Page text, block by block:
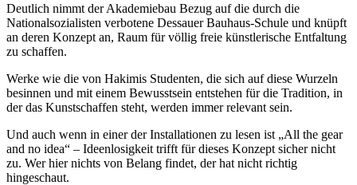
Deutlich nimmt der Akademiebau Bezug auf die durch die
Nationalsozialisten verbotene Dessauer Bauhaus-Schule und knüpft
an deren Konzept an, Raum für völlig freie künstlerische Entfaltung
zu schaffen.
Werke wie die von Hakimis Studenten, die sich auf diese Wurzeln
besinnen und mit einem Bewusstsein entstehen für die Tradition, in
der das Kunstschaffen steht, werden immer relevant sein.
Und auch wenn in einer der Installationen zu lesen ist „All the gear
and no idea“ – Ideenlosigkeit trifft für dieses Konzept sicher nicht
zu. Wer hier nichts von Belang findet, der hat nicht richtig
hingeschaut.